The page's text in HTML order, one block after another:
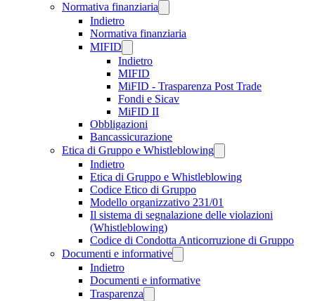
Normativa finanziaria
Indietro
Normativa finanziaria
MIFID
Indietro
MIFID
MiFID - Trasparenza Post Trade
Fondi e Sicav
MiFID II
Obbligazioni
Bancassicurazione
Etica di Gruppo e Whistleblowing
Indietro
Etica di Gruppo e Whistleblowing
Codice Etico di Gruppo
Modello organizzativo 231/01
Il sistema di segnalazione delle violazioni
(Whistleblowing)
Codice di Condotta Anticorruzione di Gruppo
Documenti e informative
Indietro
Documenti e informative
Trasparenza